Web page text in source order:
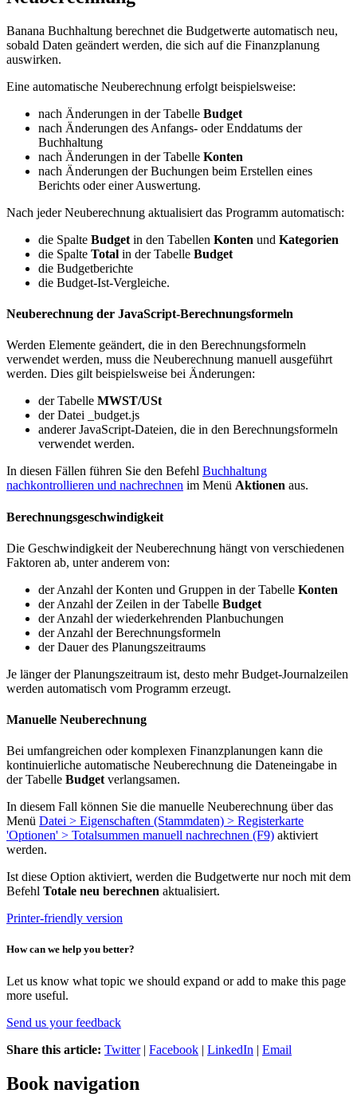
Banana Buchhaltung berechnet die Budgetwerte automatisch neu,
sobald Daten geändert werden, die sich auf die Finanzplanung
auswirken.
Eine automatische Neuberechnung erfolgt beispielsweise:
nach Änderungen in der Tabelle Budget
nach Änderungen des Anfangs- oder Enddatums der
Buchhaltung
nach Änderungen in der Tabelle Konten
nach Änderungen der Buchungen beim Erstellen eines
Berichts oder einer Auswertung.
Nach jeder Neuberechnung aktualisiert das Programm automatisch:
die Spalte Budget in den Tabellen Konten und Kategorien
die Spalte Total in der Tabelle Budget
die Budgetberichte
die Budget-Ist-Vergleiche.
Neuberechnung der JavaScript-Berechnungsformeln
Werden Elemente geändert, die in den Berechnungsformeln
verwendet werden, muss die Neuberechnung manuell ausgeführt
werden. Dies gilt beispielsweise bei Änderungen:
der Tabelle MWST/USt
der Datei _budget.js
anderer JavaScript-Dateien, die in den Berechnungsformeln
verwendet werden.
In diesen Fällen führen Sie den Befehl Buchhaltung
nachkontrollieren und nachrechnen im Menü Aktionen aus.
Berechnungsgeschwindigkeit
Die Geschwindigkeit der Neuberechnung hängt von verschiedenen
Faktoren ab, unter anderem von:
der Anzahl der Konten und Gruppen in der Tabelle Konten
der Anzahl der Zeilen in der Tabelle Budget
der Anzahl der wiederkehrenden Planbuchungen
der Anzahl der Berechnungsformeln
der Dauer des Planungszeitraums
Je länger der Planungszeitraum ist, desto mehr Budget-Journalzeilen
werden automatisch vom Programm erzeugt.
Manuelle Neuberechnung
Bei umfangreichen oder komplexen Finanzplanungen kann die
kontinuierliche automatische Neuberechnung die Dateneingabe in
der Tabelle Budget verlangsamen.
In diesem Fall können Sie die manuelle Neuberechnung über das
Menü Datei > Eigenschaften (Stammdaten) > Registerkarte
'Optionen' > Totalsummen manuell nachrechnen (F9) aktiviert
werden.
Ist diese Option aktiviert, werden die Budgetwerte nur noch mit dem
Befehl Totale neu berechnen aktualisiert.
Printer-friendly version
How can we help you better?
Let us know what topic we should expand or add to make this page
more useful.
Send us your feedback
Share this article: Twitter| Facebook | LinkedIn | Email
Book navigation